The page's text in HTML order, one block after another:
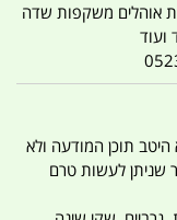
אוהלים משקפות שדה
ועוד
היטב תוכן המודעה ולא
שניתן לעשות טרם